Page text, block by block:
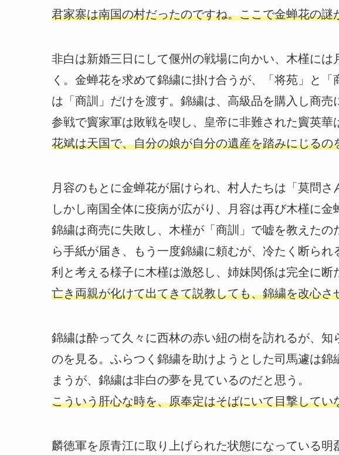
君家寨は南国の村だったのですね。ここで金蝉花の謎
非白は新婚三日にして偃州の戦場に向かい、木槿に
く。金蝉花を求めて錦繍に掛け合うが、「将苑」と
は「商訓」だけを渡す。錦繍は、高級品を購入し商
参戦で竇家軍は敗戦を喫し、皇帝に非難された竇英華
花斌は天国で、自分の娘が自分の遺産を踏みにじる
月容のもとに金蝉花が届けられ、村人たちは「莫問さ
しかし南国全体に疫病が広がり、月容は再び木槿に金
錦繍は商売に失敗し、木槿が「商訓」で嘘を教えた
ら手紙が届き、もう一度錦繍に頼むが、冷たく断ら
利と考える様子に木槿は激怒し、姉妹関係は完全に
亡き両親が化けて出てきて説教しても、錦繍を改心さ
錦繍は酔って久々に西林の赤い紐の樹を訪れるが、
のを見る。ふらつく錦繍を助けようとした司馬遽は錦
まうが、錦繍は非白の夢を見ているのだと思う。
こういう肝心な時を、原奉定はそばにいて目撃してい
麟徳軍を原青江に取り上げられた状態になっている